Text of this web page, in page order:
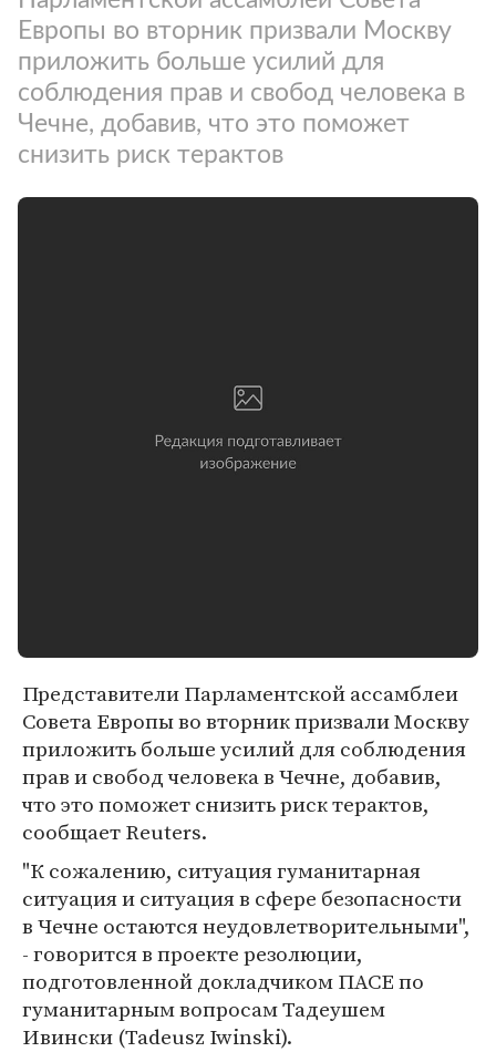
Европы во вторник призвали Москву
приложить больше усилий для
соблюдения прав и свобод человека в
Чечне, добавив, что это поможет
снизить риск терактов
Представители Парламентской ассамблеи
Совета Европы во вторник призвали Москву
приложить больше усилий для соблюдения
прав и свобод человека в Чечне, добавив,
что это поможет снизить риск терактов,
сообщает Reuters.
"К сожалению, ситуация гуманитарная
ситуация и ситуация в сфере безопасности
в Чечне остаются неудовлетворительными",
- говорится в проекте резолюции,
подготовленной докладчиком ПАСЕ по
гуманитарным вопросам Тадеушем
Ивински (Tadeusz Iwinski).